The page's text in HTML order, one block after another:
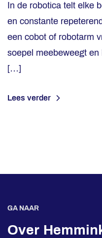
In de robotica telt elke
en constante
een cobot of robotarm
soepel meebeweegt
[…]
Lees verder
GA NAAR
Over